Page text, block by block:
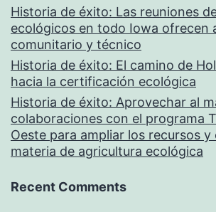
Historia de éxito: Las reuniones
ecológicos en todo Iowa ofrecen
comunitario y técnico
Historia de éxito: El camino de
hacia la certificación ecológica
Historia de éxito: Aprovechar al
colaboraciones con el programa
Oeste para ampliar los recursos y
materia de agricultura ecológica
Recent Comments